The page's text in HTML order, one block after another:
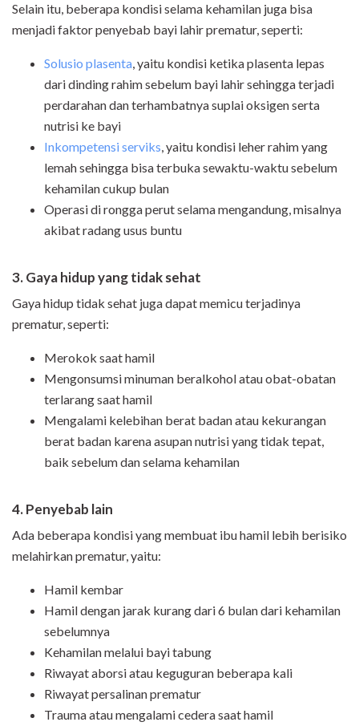
Selain itu, beberapa kondisi selama kehamilan juga bisa
menjadi faktor penyebab bayi lahir prematur, seperti:
Solusio plasenta, yaitu kondisi ketika plasenta lepas
dari dinding rahim sebelum bayi lahir sehingga terjadi
perdarahan dan terhambatnya suplai oksigen serta
nutrisi ke bayi
Inkompetensi serviks, yaitu kondisi leher rahim yang
lemah sehingga bisa terbuka sewaktu-waktu sebelum
kehamilan cukup bulan
Operasi di rongga perut selama mengandung, misalnya
akibat radang usus buntu
3. Gaya hidup yang tidak sehat
Gaya hidup tidak sehat juga dapat memicu terjadinya
prematur, seperti:
Merokok saat hamil
Mengonsumsi minuman beralkohol atau obat-obatan
terlarang saat hamil
Mengalami kelebihan berat badan atau kekurangan
berat badan karena asupan nutrisi yang tidak tepat,
baik sebelum dan selama kehamilan
4. Penyebab lain
Ada beberapa kondisi yang membuat ibu hamil lebih berisiko
melahirkan prematur, yaitu:
Hamil kembar
Hamil dengan jarak kurang dari 6 bulan dari kehamilan
sebelumnya
Kehamilan melalui bayi tabung
Riwayat aborsi atau keguguran beberapa kali
Riwayat persalinan prematur
Trauma atau mengalami cedera saat hamil